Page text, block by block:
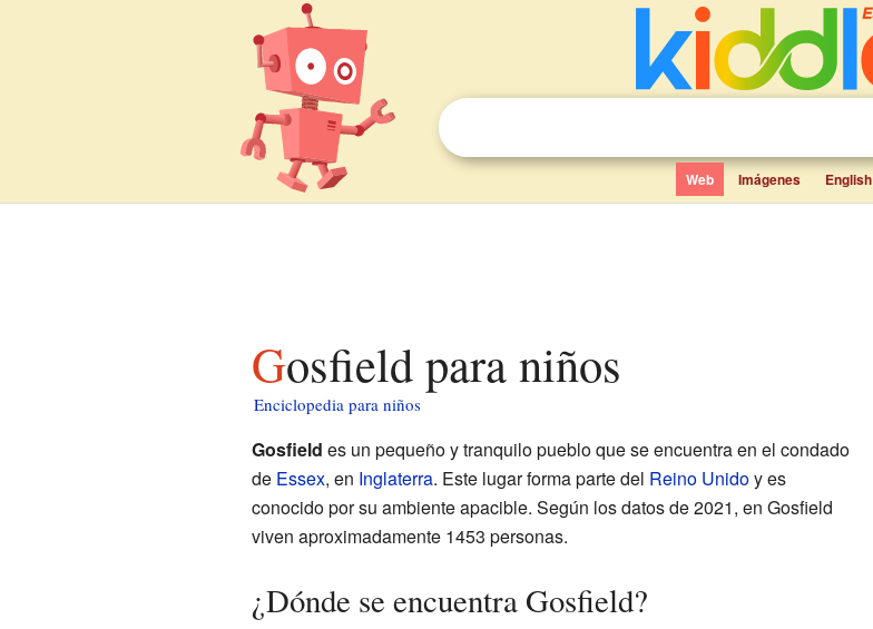
Web Imágenes English
Gosfield para niños
Enciclopedia para niños
Gosfield es un pequeño y tranquilo pueblo que se encuentra en el condado
de Essex, en Inglaterra. Este lugar forma parte del Reino Unidoy es
conocido por su ambiente apacible. Según los datos de 2021, en Gosfield
viven aproximadamente 1453 personas.
¿Dónde se encuentra Gosfield?